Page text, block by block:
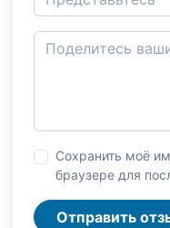
Сохранить моё
браузере для